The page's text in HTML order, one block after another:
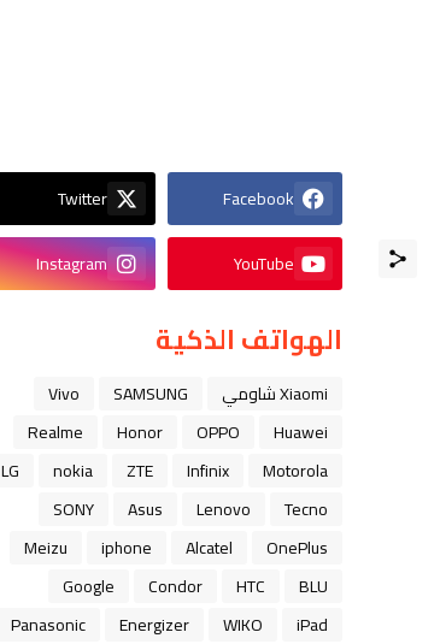
Facebook
Twitter
YouTube
Instagram
الهواتف الذكية
Xiaomi شاومي SAMSUNG
Vivo
Huawei
OPPO
Honor
Realme
Motorola
Infinix
ZTE
nokia
LG
Tecno
Lenovo
Asus
SONY
OnePlus
Alcatel
iphone
Meizu
BLU
HTC
Condor
Google
iPad
WIKO
Energizer
Panasonic